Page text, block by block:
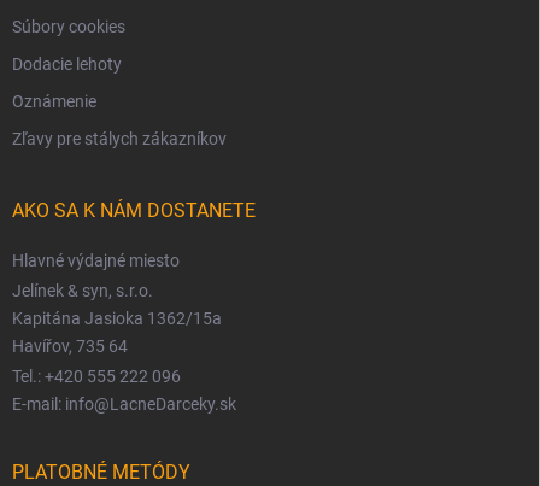
Súbory cookies
Dodacie lehoty
Oznámenie
Zľavy pre stálych zákazníkov
AKO SA K NÁM DOSTANETE
Hlavné výdajné miesto
Jelínek & syn, s.r.o.
Kapitána Jasioka 1362/15a
Havířov, 735 64
Tel.: +420 555 222 096
E-mail: info@LacneDarceky.sk
PLATOBNÉ METÓDY